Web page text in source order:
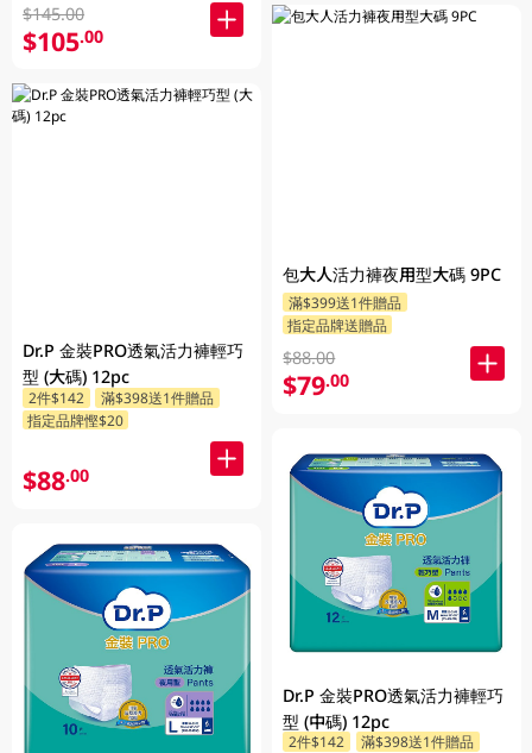
$145.00
$105.00
Dr.P 金裝PRO透氣活力褲輕巧
型 (大碼) 12pc
2件$142
滿$398送1件贈品
指定品牌慳$20
$88.00
包大人活力褲夜用型大碼 9PC
滿$399送1件贈品
指定品牌送贈品
$88.00
$79.00
Dr.P 金裝PRO透氣活力褲輕巧
型 (中碼) 12pc
2件$142
滿$398送1件贈品